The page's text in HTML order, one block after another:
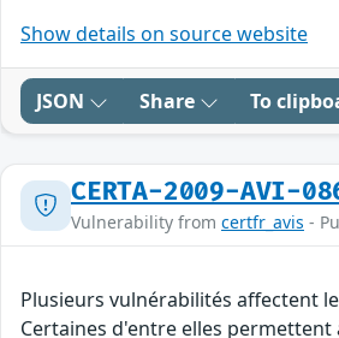
Show details on source website
JSON Share To
CERTA-2009-AVI-
Vulnerability from certfr_avis -
Plusieurs vulnérabilités affectent
Certaines d'entre elles